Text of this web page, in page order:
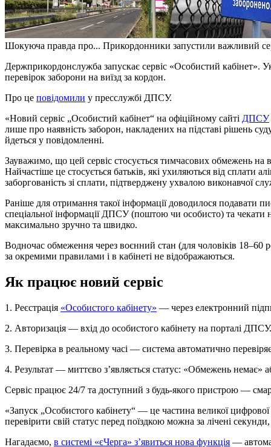
Шокуюча правда про... Прикордонники запустили важливий
Держприкордонслужба запускає сервіс «Особистий кабінет». Українці отримали можливість самостійних онлайн-
перевірок заборони на виїзд за кордон.
Про це повідомили у пресслужбі ДПСУ.
«Новий сервіс „Особистий кабінет“ на офіційному сайті ДПСУ
лише про наявність заборон, накладених на підставі рішень
йдеться у повідомленні.
Зауважимо, що цей сервіс стосується тимчасових обмежень
Найчастіше це стосується батьків, які ухиляються від сплати
заборгованість зі сплати, підтверджену ухвалою виконавчої
Раніше для отримання такої інформації доводилося подавати
спеціальної інформації ДПСУ (поштою чи особисто) та чекати
максимально зручно та швидко.
Водночас обмеження через воєнний стан (для чоловіків 18–60
за окремими правилами і в кабінеті не відображаються.
Як працює новий сервіс
1. Реєстрація «Особистого кабінету» — через електронний
2. Авторизація — вхід до особистого кабінету на порталі ДПСУ.
3. Перевірка в реальному часі — система автоматично
4. Результат — миттєво з’являється статус: «Обмежень
Сервіс працює 24/7 та доступний з будь-якого пристрою —
«Запуск „Особистого кабінету“ — це частина великої
перевірити свій статус перед поїздкою можна за лічені
Нагадаємо, в системі «єЧерга» з’явиться нова функція —